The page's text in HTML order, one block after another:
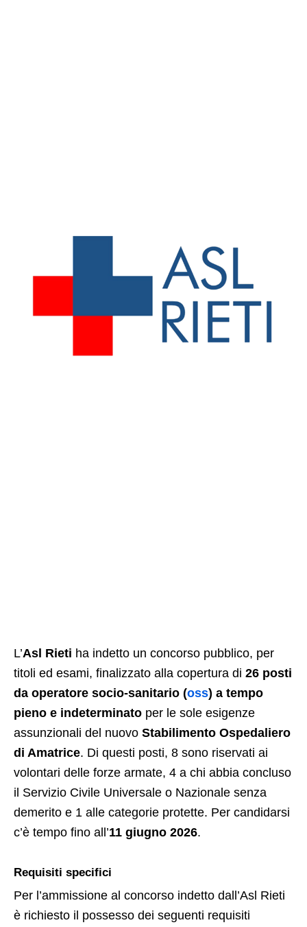
L’Asl Rieti ha indetto un concorso pubblico, per
titoli ed esami, finalizzato alla copertura di 26 posti
da operatore socio-sanitario (oss) a tempo
pieno e indeterminato per le sole esigenze
assunzionali del nuovo Stabilimento Ospedaliero
di Amatrice. Di questi posti, 8 sono riservati ai
volontari delle forze armate, 4 a chi abbia concluso
il Servizio Civile Universale o Nazionale senza
demerito e 1 alle categorie protette. Per candidarsi
c’è tempo fino all’11 giugno 2026.
Requisiti specifici
Per l’ammissione al concorso indetto dall’Asl Rieti
è richiesto il possesso dei seguenti requisiti